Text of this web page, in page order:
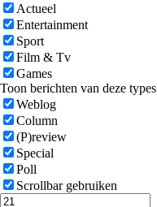
Actueel
Entertainment
Sport
Film & Tv
Games
Toon berichten van deze types
Weblog
Column
(P)review
Special
Poll
Scrollbar gebruiken